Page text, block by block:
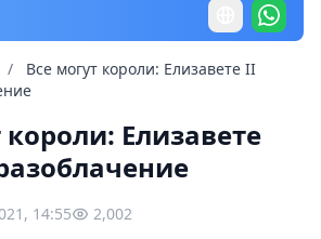
/
Все могут короли: Елизавете II
короли: Елизавете
14:55 2,002